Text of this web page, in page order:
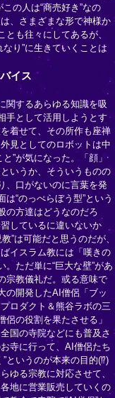
の人は“商売好き”なの
、さまざまな形で神様か
とも往々にしてあるが、
り”に生きていくことは
イス
関するあらゆる知識を吸
手として活用しようとす
着せて、その所作も座禅
見としてのロボットは中
”が気になった。「顔」
いうか、そういうものの
、口がないのに言葉を発
“のっぺらぼう型”という
の方達はどうなのだろ
しているに違いないか
”は可能だと思うのだが、
イスラム教には「嘆きの
。ただ単に“巨大な壁”があ
宗教儀礼だ。或る意味で
の開発したAI僧侶「ブッ
ロダクト＆熊谷ラボの三
侶の役割を果たさせる」
国の寺院などにも普及さ
寺に行って、AI僧侶たち
というのが本来の目的(⁉)
ゆる宗教に対応させて、
地に営業販売していくの